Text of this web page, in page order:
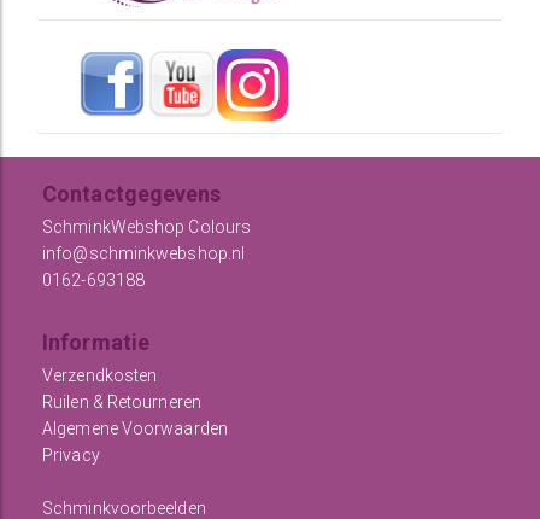
Contactgegevens
SchminkWebshop Colours
info@schminkwebshop.nl
0162-693188
Informatie
Verzendkosten
Ruilen & Retourneren
Algemene Voorwaarden
Privacy
Schminkvoorbeelden